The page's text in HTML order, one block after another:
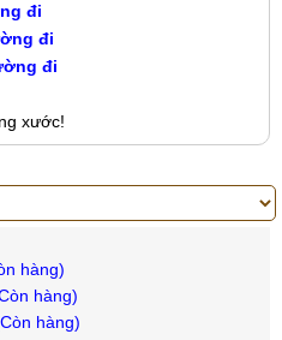
đi
đi
đi
xước!
hàng)
hàng)
hàng)